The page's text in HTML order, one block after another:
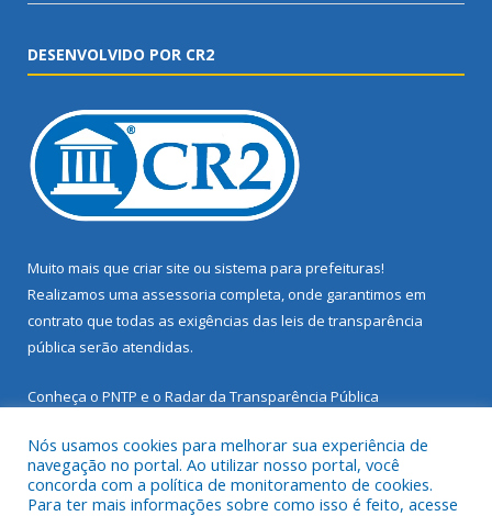
DESENVOLVIDO POR CR2
Muito mais que criar site ou sistema para prefeituras!
Realizamos uma assessoria completa, onde garantimos em
contrato que todas as exigências das leis de transparência
pública serão atendidas.
Conheça o PNTP e o Radar da Transparência Pública
Todos os direitos reservados a Prefeitura Municipal de Santarém
Nós usamos cookies para melhorar sua experiência de
navegação no portal. Ao utilizar nosso portal, você
concorda com a política de monitoramento de cookies.
Para ter mais informações sobre como isso é feito, acesse